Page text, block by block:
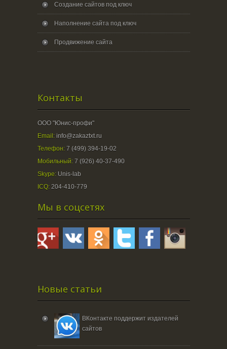
Создание сайтов под ключ
Наполнение сайта под ключ
Продвижение сайта
Контакты
ООО "Юнис-профи"
Email: info@zakaztxt.ru
Телефон:7 (499) 394-19-02
Мобильный:7 (926) 40-37-490
Skype: Unis-lab
ICQ:204-410-779
Мы в соцсетях
Новые статьи
ВКонтакте поддержит издателей
сайтов